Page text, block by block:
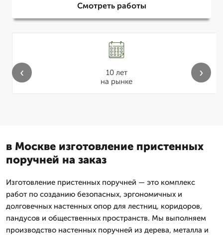
Смотреть работы
10 лет
на рынке
‹ ›
в Москве изготовление пристенных
поручней на заказ
Изготовление пристенных поручней — это комплекс
работ по созданию безопасных, эргономичных и
долговечных настенных опор для лестниц, коридоров,
пандусов и общественных пространств. Мы выполняем
производство настенных поручней из дерева, металла и